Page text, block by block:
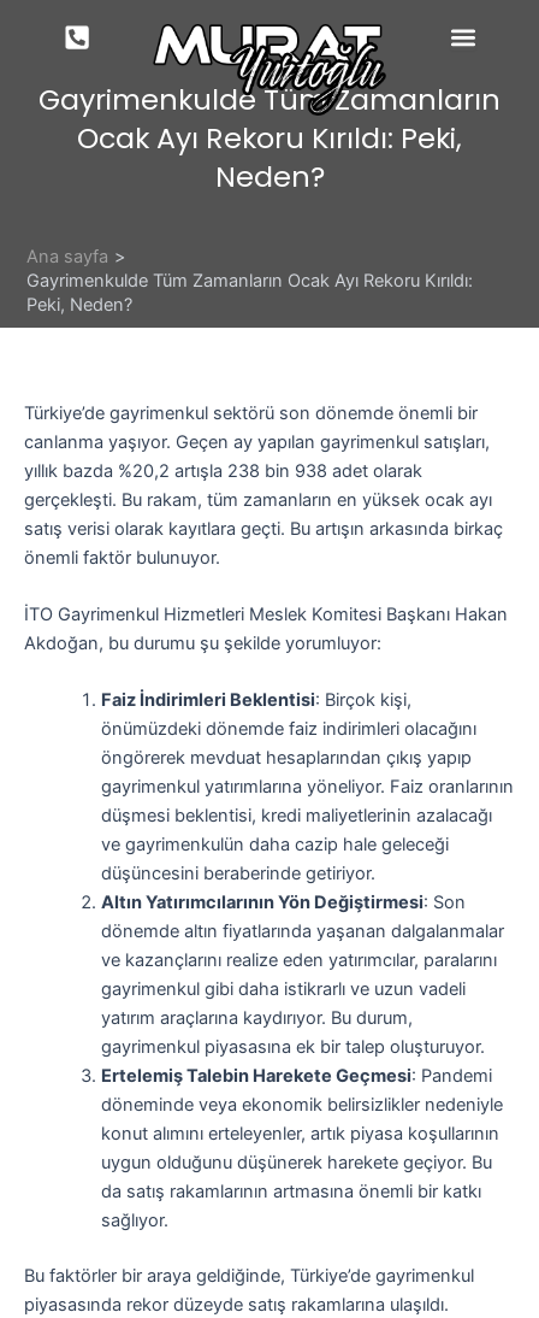
Gayrimenkulde Tüm Zamanların
Ocak Ayı Rekoru Kırıldı: Peki,
Neden?
Ana sayfa
Gayrimenkulde Tüm Zamanların Ocak Ayı Rekoru Kırıldı:
Peki, Neden?
Türkiye’de gayrimenkul sektörü son dönemde önemli bir
canlanma yaşıyor. Geçen ay yapılan gayrimenkul satışları,
yıllık bazda %20,2 artışla 238 bin 938 adet olarak
gerçekleşti. Bu rakam, tüm zamanların en yüksek ocak ayı
satış verisi olarak kayıtlara geçti. Bu artışın arkasında birkaç
önemli faktör bulunuyor.
İTO Gayrimenkul Hizmetleri Meslek Komitesi Başkanı Hakan
Akdoğan, bu durumu şu şekilde yorumluyor:
Faiz İndirimleri Beklentisi: Birçok kişi,
önümüzdeki dönemde faiz indirimleri olacağını
öngörerek mevduat hesaplarından çıkış yapıp
gayrimenkul yatırımlarına yöneliyor. Faiz oranlarının
düşmesi beklentisi, kredi maliyetlerinin azalacağı
ve gayrimenkulün daha cazip hale geleceği
düşüncesini beraberinde getiriyor.
Altın Yatırımcılarının Yön Değiştirmesi: Son
dönemde altın fiyatlarında yaşanan dalgalanmalar
ve kazançlarını realize eden yatırımcılar, paralarını
gayrimenkul gibi daha istikrarlı ve uzun vadeli
yatırım araçlarına kaydırıyor. Bu durum,
gayrimenkul piyasasına ek bir talep oluşturuyor.
Ertelemiş Talebin Harekete Geçmesi: Pandemi
döneminde veya ekonomik belirsizlikler nedeniyle
konut alımını erteleyenler, artık piyasa koşullarının
uygun olduğunu düşünerek harekete geçiyor. Bu
da satış rakamlarının artmasına önemli bir katkı
sağlıyor.
Bu faktörler bir araya geldiğinde, Türkiye’de gayrimenkul
piyasasında rekor düzeyde satış rakamlarına ulaşıldı.